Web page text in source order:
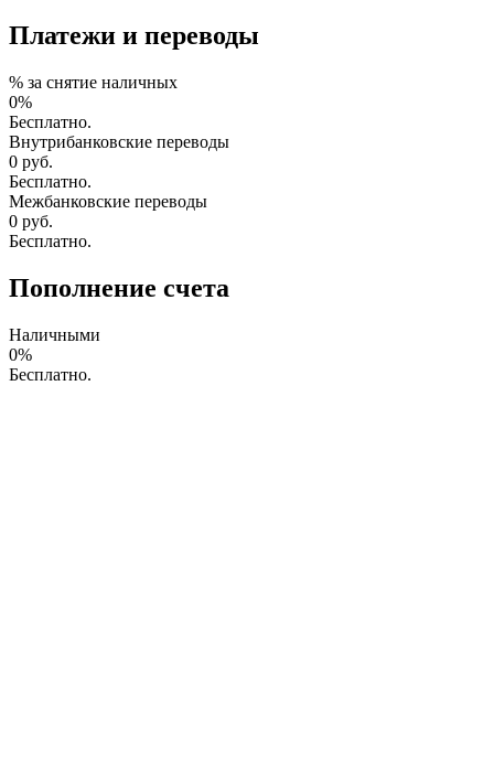
Платежи и переводы
% за снятие наличных
0%
Бесплатно.
Внутрибанковские переводы
0 руб.
Бесплатно.
Межбанковские переводы
0 руб.
Бесплатно.
Пополнение счета
Наличными
0%
Бесплатно.